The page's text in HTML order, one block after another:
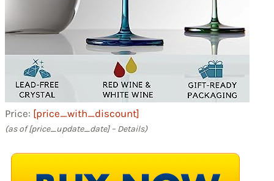
Price: [price_with_discount]
(as of [price_update_date] – Details)